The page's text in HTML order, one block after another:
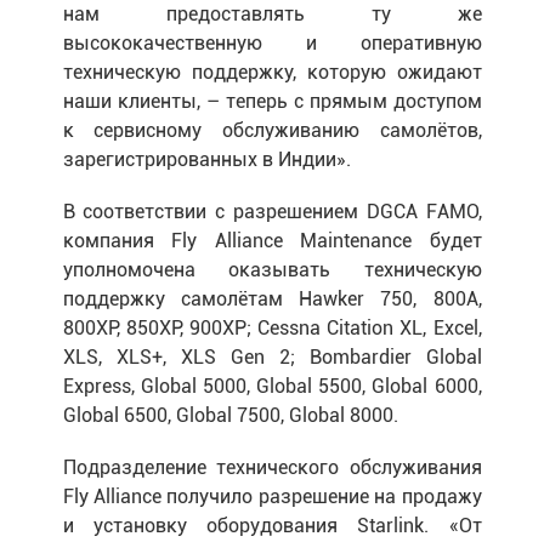
нам предоставлять ту же
высококачественную и оперативную
техническую поддержку, которую ожидают
наши клиенты, – теперь с прямым доступом
к сервисному обслуживанию самолётов,
зарегистрированных в Индии».
В соответствии с разрешением DGCA FAMO,
компания Fly Alliance Maintenance будет
уполномочена оказывать техническую
поддержку самолётам Hawker 750, 800A,
800XP, 850XP, 900XP; Cessna Citation XL, Excel,
XLS, XLS+, XLS Gen 2; Bombardier Global
Express, Global 5000, Global 5500, Global 6000,
Global 6500, Global 7500, Global 8000.
Подразделение технического обслуживания
Fly Alliance получило разрешение на продажу
и установку оборудования Starlink. «От